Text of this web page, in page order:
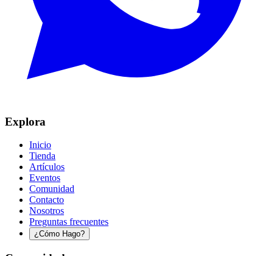
Explora
Inicio
Tienda
Artículos
Eventos
Comunidad
Contacto
Nosotros
Preguntas frecuentes
¿Cómo Hago?